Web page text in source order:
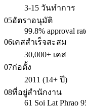
3-15 วันทำการ
05อัตราอนุมัติ
99.8% approval
06เคสสำเร็จสะสม
30,000+ เคส
07ก่อตั้ง
2011 (14+ ปี)
08ที่อยู่สำนักงาน
61 Soi Lat Phrao